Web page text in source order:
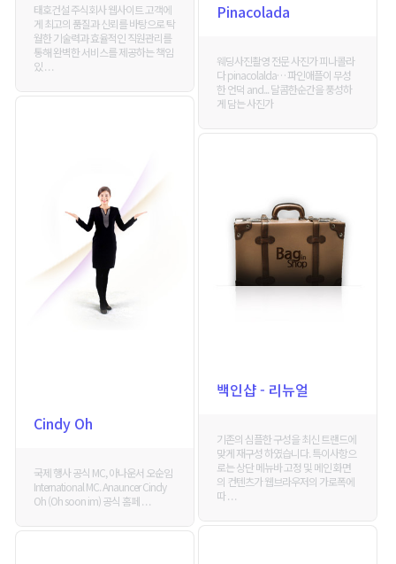
Pinacolada
웨딩사진촬영 전문 사진가 피나콜라
다 pinacolalda… 파인애플이 무성
한 언덕 and... 달콤한순간을 풍성하
게 담는 사진가
태호건설 주식회사 웹사이트 고객에
게 최고의 품질과 신뢰를 바탕으로 탁
월한 기술력과 효율적인 직원관리를
통해 완벽한 서비스를 제공하는 책임
있 . . .
Cindy Oh
국제 행사 공식 MC, 아나운서 오순임
International MC. Anauncer Cindy
Oh (Oh soon im) 공식 홈페 . . .
백인샵 - 리뉴얼
기존의 심플한 구성을 최신 트랜드에
맞게 재구성 하였습니다. 특이사항으
로는 상단 메뉴바 고정 및 메인 화면
의 컨텐츠가 웹브라우저의 가로폭에
따 . . .